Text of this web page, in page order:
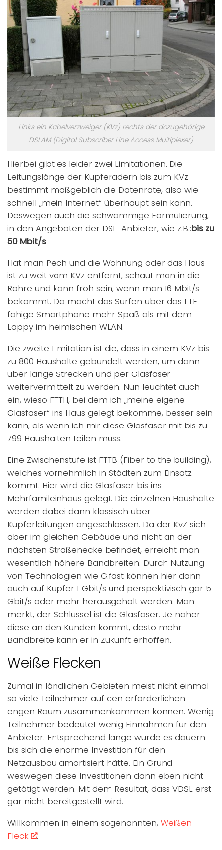
Links ein Kabelverzweiger (KVz) rechts der dazugehörige
DSLAM (Digital Subscriber Line Access Multiplexer)
Hierbei gibt es leider zwei Limitationen. Die
Leitungslänge der Kupferadern bis zum KVz
bestimmt maßgeblich die Datenrate, also wie
schnell „mein Internet“ überhaupt sein kann.
Deswegen auch die schwammige Formulierung,
in den Angeboten der DSL-Anbieter, wie z.B.:bis zu
50 Mbit/s
Hat man Pech und die Wohnung oder das Haus
ist zu weit vom KVz entfernt, schaut man in die
Röhre und kann froh sein, wenn man 16 Mbit/s
bekommt. Da macht das Surfen über das LTE-
fähige Smartphone mehr Spaß als mit dem
Lappy im heimischen WLAN.
Die zweite Limitation ist die, dass in einem KVz bis
zu 800 Haushalte gebündelt werden, um dann
über lange Strecken und per Glasfaser
weitervermittelt zu werden. Nun leuchtet auch
ein, wieso FTTH, bei dem ich „meine eigene
Glasfaser“ ins Haus gelegt bekomme, besser sein
kann, als wenn ich mir diese Glasfaser mit bis zu
799 Haushalten teilen muss.
Eine Zwischenstufe ist FTTB (Fiber to the building),
welches vornehmlich in Städten zum Einsatz
kommt. Hier wird die Glasfaser bis ins
Mehrfamileinhaus gelegt. Die einzelnen Haushalte
werden dabei dann klassisch über
Kupferleitungen angeschlossen. Da der KvZ sich
aber im gleichen Gebäude und nicht an der
nächsten Straßenecke befindet, erreicht man
wesentlich höhere Bandbreiten. Durch Nutzung
von Technologien wie G.fast können hier dann
auch auf Kupfer 1 Gbit/s und perspektivisch gar 5
Gbit/s oder mehr herausgeholt werden. Man
merkt, der Schlüssel ist die Glasfaser. Je näher
diese an den Kunden kommt, desto mehr
Bandbreite kann er in Zukunft erhoffen.
Weiße Flecken
Zumal in ländlichen Gebieten meist nicht einmal
so viele Teilnehmer auf den erforderlichen
engen Raum zusammenkommen können. Wenig
Teilnehmer bedeutet wenig Einnahmen für den
Anbieter. Entsprechend lange würde es dauern
bis sich die enorme Investition für den
Netzausbau amortisiert hätte. Ein Grund
weswegen diese Investitionen dann eben nicht
getätigt werden. Mit dem Resultat, dass VDSL erst
gar nicht bereitgestellt wird.
Willkommen in einem sogenannten, Weißen
Fleck
.